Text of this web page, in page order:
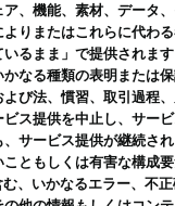
、機能、素材、データ
りまたはこれらに代わ
るまま」で提供されま
なる種類の表明または
び法、慣習、取引過程
ス提供を中止し、サー
サービス提供が継続さ
ともしくは有害な構成
、いかなるエラー、不